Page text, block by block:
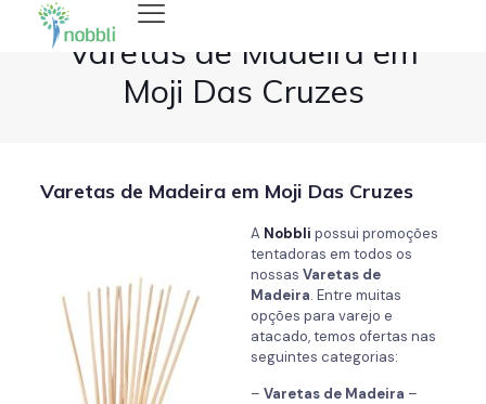
Varetas de Madeira em
Moji Das Cruzes
Varetas de Madeira em Moji Das Cruzes
A Nobbli possui promoções
tentadoras em todos os
nossas Varetas de
Madeira. Entre muitas
opções para varejo e
atacado, temos ofertas nas
seguintes categorias:
– Varetas de Madeira –